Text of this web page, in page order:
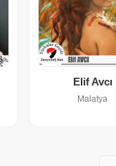
Elif Avcı
Malatya